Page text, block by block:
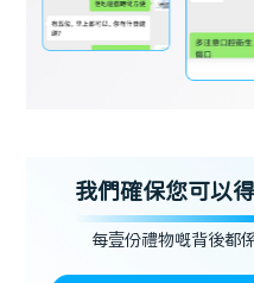
我們確保您可以
每壹份禮物嘅背後都